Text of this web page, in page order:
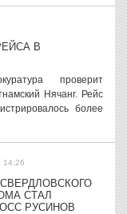
В
проверит
Нячанг. Рейс
более
14:26
СТАЛ
РУСИНОВ